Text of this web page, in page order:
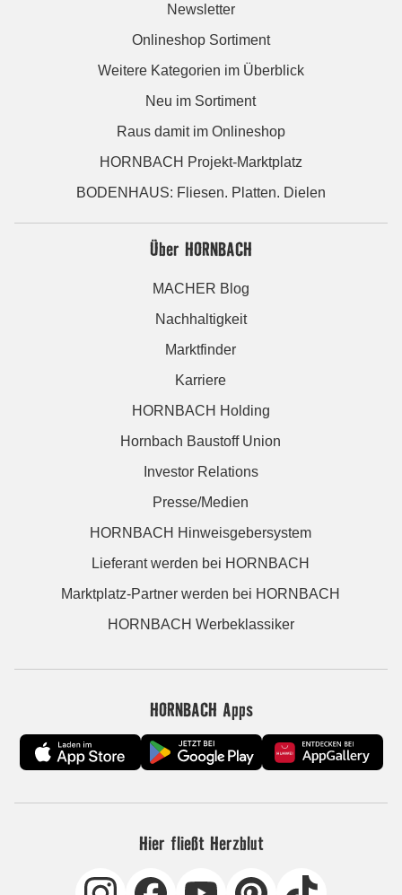
Newsletter
Onlineshop Sortiment
Weitere Kategorien im Überblick
Neu im Sortiment
Raus damit im Onlineshop
HORNBACH Projekt-Marktplatz
BODENHAUS: Fliesen. Platten. Dielen
Über HORNBACH
MACHER Blog
Nachhaltigkeit
Marktfinder
Karriere
HORNBACH Holding
Hornbach Baustoff Union
Investor Relations
Presse/Medien
HORNBACH Hinweisgebersystem
Lieferant werden bei HORNBACH
Marktplatz-Partner werden bei HORNBACH
HORNBACH Werbeklassiker
HORNBACH Apps
Hier fließt Herzblut